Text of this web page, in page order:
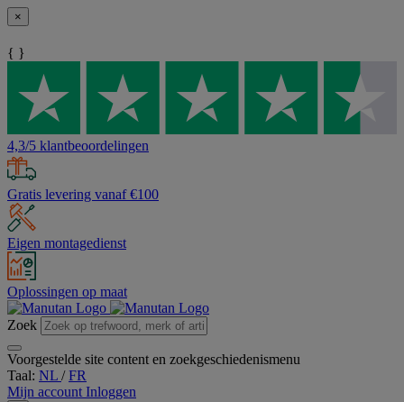
×
{ }
4,3/5 klantbeoordelingen
Gratis levering vanaf €100
Eigen montagedienst
Oplossingen op maat
Zoek
Voorgestelde site content en zoekgeschiedenismenu
Taal: NL /FR
Mijn account Inloggen